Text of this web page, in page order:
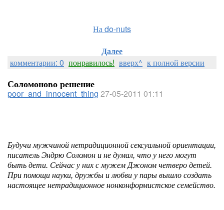
На do-nuts
Далее
комментарии: 0 понравилось! вверх^ к полной версии
Соломоново решение
poor_and_innocent_thing 27-05-2011 01:11
Будучи мужчиной нетрадиционной сексуальной ориентации,
писатель Эндрю Соломон и не думал, что у него могут
быть дети. Сейчас у них с мужем Джоном четверо детей.
При помощи науки, дружбы и любви у пары вышло создать
настоящее нетрадиционное нонконформистское семейство.